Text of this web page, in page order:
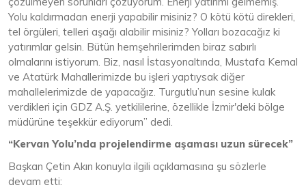
Yolu kaldırmadan enerji yapabilir misiniz? O kötü kötü direkleri,
tel örgüleri, telleri aşağı alabilir misiniz? Yolları bozacağız ki
yatırımlar gelsin. Bütün hemşehrilerimden biraz sabırlı
olmalarını istiyorum. Biz, nasıl İstasyonaltında, Mustafa Kemal
ve Atatürk Mahallerimizde bu işleri yaptıysak diğer
mahallelerimizde de yapacağız. Turgutlu’nun sesine kulak
verdikleri için GDZ A.Ş. yetkililerine, özellikle İzmir'deki bölge
müdürüne teşekkür ediyorum” dedi.
“Kervan Yolu’nda projelendirme aşaması uzun sürecek”
Başkan Çetin Akın konuyla ilgili açıklamasına şu sözlerle
devam etti: